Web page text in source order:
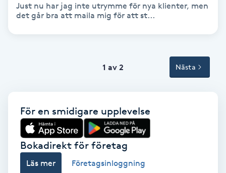
Yogamassage
Zonterapi
Just nu har jag inte utrymme för nya klienter, men
det går bra att maila mig för att st...
1 av 2 Nästa
För en smidigare upplevelse
Bokadirekt för företag
Läs mer Företagsinloggning